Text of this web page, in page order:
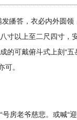
答，衣必内外圆
以上至二尺四寸
可戴俯斗式上刻“
。
房老爷慈悲。或喊